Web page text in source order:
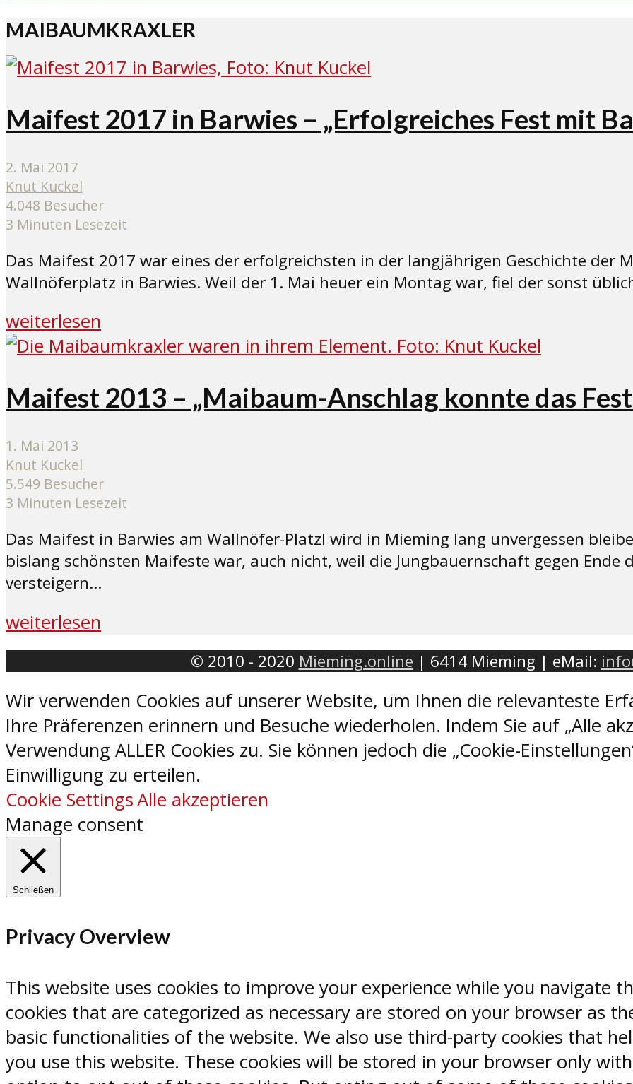
MAIBAUMKRAXLER
Maifest 2017 in Barwies – „Erfolgreiches Fest mit
2. Mai 2017
Knut Kuckel
4.048 Besucher
3 Minuten Lesezeit
Das Maifest 2017 war eines der erfolgreichsten in der langjährigen Geschichte der
Wallnöferplatz in Barwies. Weil der 1. Mai heuer ein Montag war, fiel der sonst
weiterlesen
Maifest 2013 – „Maibaum-Anschlag konnte das
1. Mai 2013
Knut Kuckel
5.549 Besucher
3 Minuten Lesezeit
Das Maifest in Barwies am Wallnöfer-Platzl wird in Mieming lang unvergessen
bislang schönsten Maifeste war, auch nicht, weil die Jungbauernschaft gegen Ende
versteigern...
weiterlesen
© 2010 - 2020 Mieming.online | 6414 Mieming | eMail:
Wir verwenden Cookies auf unserer Website, um Ihnen die relevanteste
Ihre Präferenzen erinnern und Besuche wiederholen. Indem Sie auf „Alle
Verwendung ALLER Cookies zu. Sie können jedoch die „Cookie-
Einwilligung zu erteilen.
Cookie SettingsAlle akzeptieren
Manage consent
Schließen
Privacy Overview
This website uses cookies to improve your experience while you navigate
cookies that are categorized as necessary are stored on your browser as
basic functionalities of the website. We also use third-party cookies that
you use this website. These cookies will be stored in your browser only